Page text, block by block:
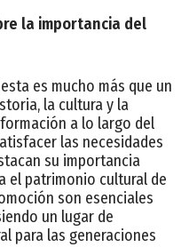
la importancia del
es mucho más que un
la cultura y la
a lo largo del
las necesidades
su importancia
el patrimonio cultural de
son esenciales
un lugar de
para las generaciones